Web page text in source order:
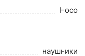
Hoco
наушники